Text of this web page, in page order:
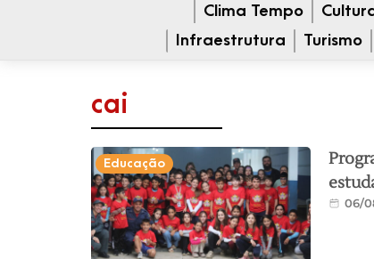
Clima Tempo
Infraestrutura
Turismo
cai
Educação
06/